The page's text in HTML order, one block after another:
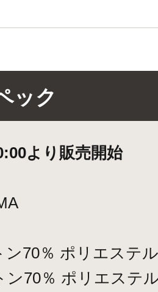
ック
より販売開始
ン70％ ポリエステ
ン70％ ポリエステ